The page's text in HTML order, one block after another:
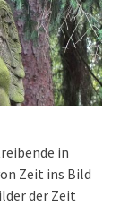
in
Zeit ins Bild
der Zeit